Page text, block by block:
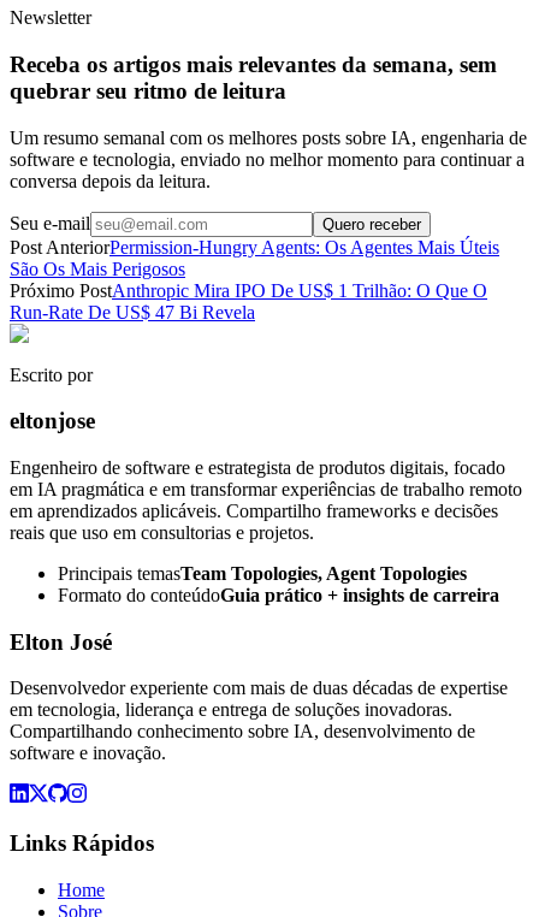
Newsletter
Receba os artigos mais relevantes da semana, sem
quebrar seu ritmo de leitura
Um resumo semanal com os melhores posts sobre IA, engenharia de
software e tecnologia, enviado no melhor momento para continuar a
conversa depois da leitura.
Seu e-mail Quero receber
Post AnteriorPermission-Hungry Agents: Os Agentes Mais Úteis
São Os Mais Perigosos
Próximo PostAnthropic Mira IPO De US$ 1 Trilhão: O Que O
Run-Rate De US$ 47 Bi Revela
Escrito por
eltonjose
Engenheiro de software e estrategista de produtos digitais, focado
em IA pragmática e em transformar experiências de trabalho remoto
em aprendizados aplicáveis. Compartilho frameworks e decisões
reais que uso em consultorias e projetos.
Principais temasTeam Topologies, Agent Topologies
Formato do conteúdoGuia prático + insights de carreira
Elton José
Desenvolvedor experiente com mais de duas décadas de expertise
em tecnologia, liderança e entrega de soluções inovadoras.
Compartilhando conhecimento sobre IA, desenvolvimento de
software e inovação.
Links Rápidos
Home
Sobre